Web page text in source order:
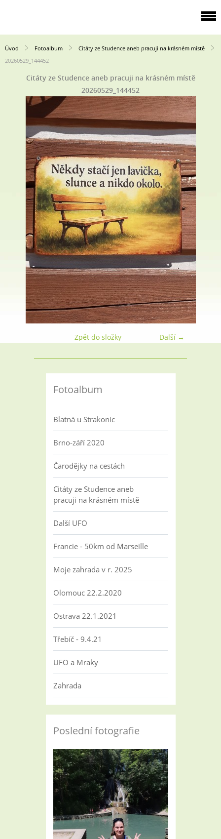
Úvod Fotoalbum
Citáty ze Studence aneb pracuji na krásném místě
20260529_144452
Citáty ze Studence aneb pracuji na krásném místě
20260529_144452
Další →
Zpět do složky
Fotoalbum
Blatná u Strakonic
Brno-září 2020
Čarodějky na cestách
Citáty ze Studence aneb
pracuji na krásném místě
Další UFO
Francie - 50km od Marseille
Moje zahrada v r. 2025
Olomouc 22.2.2020
Ostrava 22.1.2021
Třebíč - 9.4.21
UFO a Mraky
Zahrada
Poslední fotografie